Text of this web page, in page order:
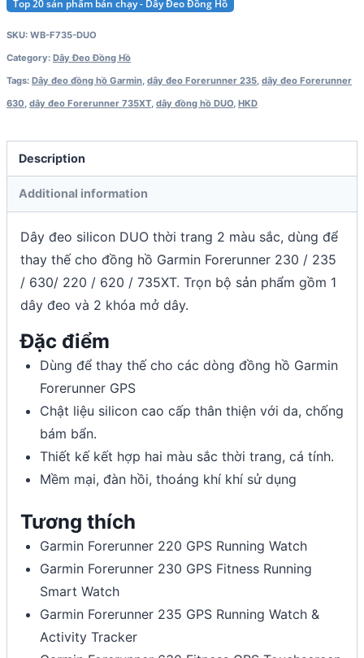
Top 20 sản phẩm bán chạy - Dây Đeo Đồng Hồ
SKU: WB-F735-DUO
Category: Dây Đeo Đồng Hồ
Tags: Dây đeo đồng hồ Garmin, dây đeo Forerunner 235, dây đeo Forerunner
630, dây đeo Forerunner 735XT, dây đồng hồ DUO, HKD
Description
Additional information
Dây đeo silicon DUO thời trang 2 màu sắc, dùng để
thay thế cho đồng hồ Garmin Forerunner 230 / 235
/ 630/ 220 / 620 / 735XT. Trọn bộ sản phẩm gồm 1
dây đeo và 2 khóa mở dây.
Đặc điểm
Dùng để thay thế cho các dòng đồng hồ Garmin
Forerunner GPS
Chật liệu silicon cao cấp thân thiện với da, chống
bám bẩn.
Thiết kế kết hợp hai màu sắc thời trang, cá tính.
Mềm mại, đàn hồi, thoáng khí khí sử dụng
Tương thích
Garmin Forerunner 220 GPS Running Watch
Garmin Forerunner 230 GPS Fitness Running
Smart Watch
Garmin Forerunner 235 GPS Running Watch &
Activity Tracker